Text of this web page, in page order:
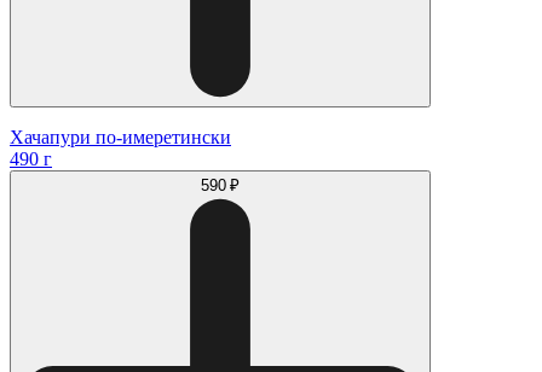
Хачапури по-имеретински
490 г
590 ₽